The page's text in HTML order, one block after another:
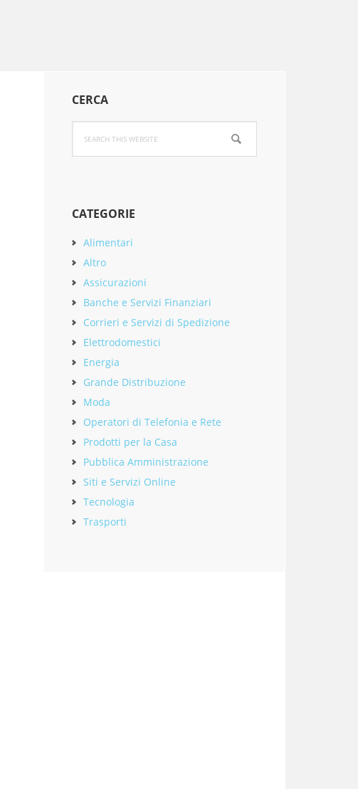
Primary
Sidebar
CERCA
this
website
CATEGORIE
Alimentari
Altro
Assicurazioni
Banche e Servizi Finanziari
Corrieri e Servizi di Spedizione
Elettrodomestici
Energia
Grande Distribuzione
Moda
Operatori di Telefonia e Rete
Prodotti per la Casa
Pubblica Amministrazione
Siti e Servizi Online
Tecnologia
Trasporti